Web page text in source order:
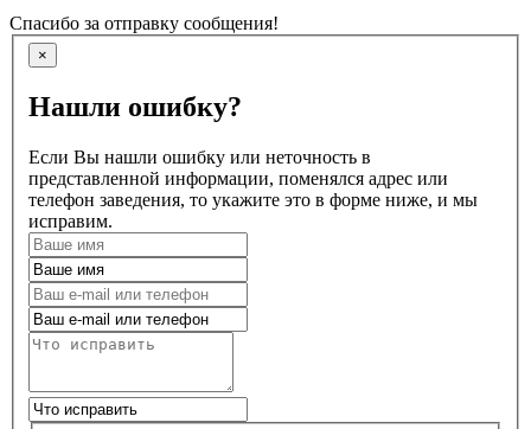
Спасибо за отправку сообщения!
×
Нашли ошибку?
Если Вы нашли ошибку или неточность в
представленной информации, поменялся адрес или
телефон заведения, то укажите это в форме ниже, и мы
исправим.